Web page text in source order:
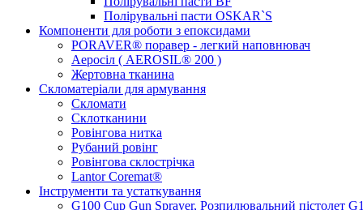
Полірувальні пасти OSKAR`S
Компоненти для роботи з епоксидами
PORAVER® поравер - легкий наповнювач
Аеросіл ( AEROSIL® 200 )
Жертовна тканина
Скломатеріали для армування
Скломати
Склотканини
Ровінгова нитка
Рубаний ровінг
Ровінгова склострічка
Lantor Coremat®
Інструменти та устаткування
G100 Cup Gun Sprayer, Розпилювальний пістолет